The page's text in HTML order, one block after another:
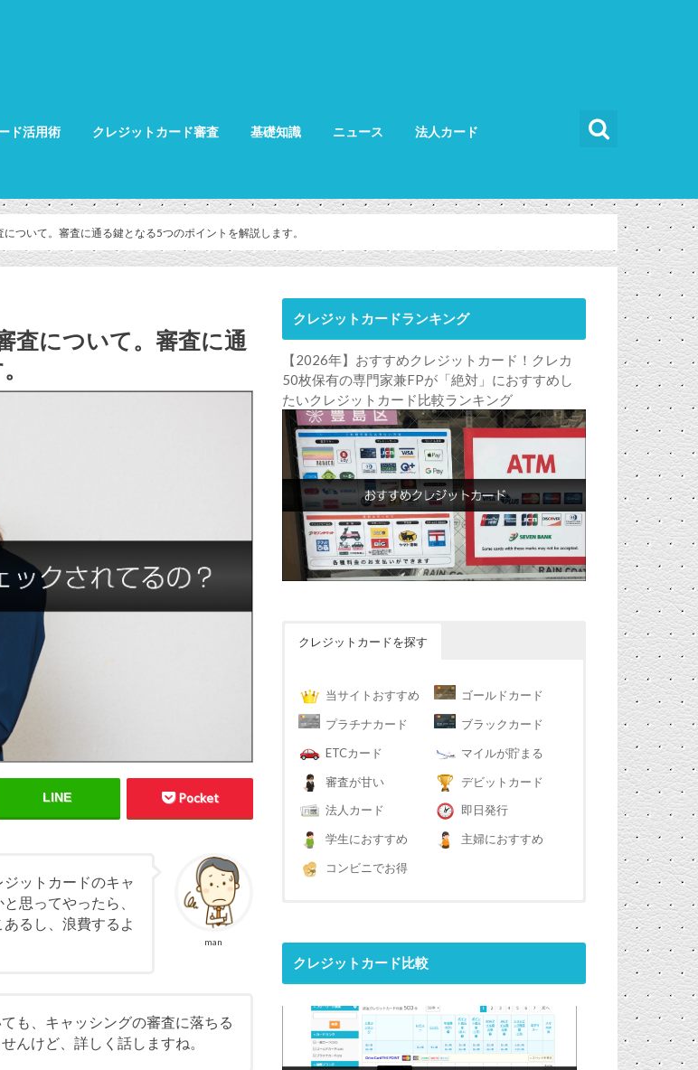
ド活用術 クレジットカード審査 基礎知識 ニュース 法人カード
ついて。審査に通る鍵となる5つのポイントを解説します。
査について。審査に通
LINE Pocket
man
ットカードのキャ
思ってやったら、
るし、浪費するよ
も、キャッシングの審査に落ちる
んけど、詳しく話しますね。
クレジットカードランキング
【2026年】おすすめクレジットカード！クレカ
50枚保有の専門家兼FPが「絶対」におすすめし
たいクレジットカード比較ランキング
クレジットカードを探す
当サイトおすすめ
ゴールドカード
プラチナカード
ブラックカード
ETCカード
マイルが貯まる
審査が甘い
デビットカード
法人カード
即日発行
学生におすすめ
主婦におすすめ
コンビニでお得
クレジットカード比較